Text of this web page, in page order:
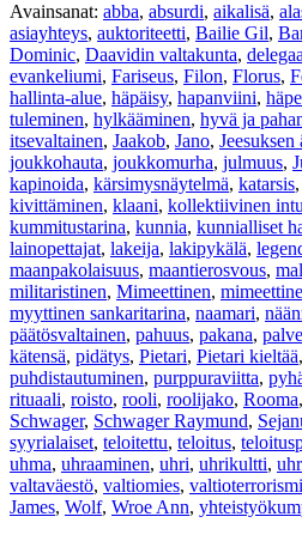
Avainsanat: abba, absurdi, aikalisä,
asiayhteys, auktoriteetti, Bailie Gil,
Dominic, Daavidin valtakunta,
evankeliumi, Fariseus, Filon, Florus,
hallinta-alue, häpäisy, hapanviini,
tuleminen, hylkääminen, hyvä ja
itsevaltainen, Jaakob, Jano, Jeesuksen
joukkohauta, joukkomurha, julmuus,
kapinoida, kärsimysnäytelmä, katarsis,
kivittäminen, klaani, kollektiivinen
kummitustarina, kunnia, kunnialliset
lainopettajat, lakeija, lakipykälä,
maanpakolaisuus, maantierosvous,
militaristinen, Mimeettinen,
myyttinen sankaritarina, naamari,
päätösvaltainen, pahuus, pakana,
kätensä, pidätys, Pietari, Pietari kieltää,
puhdistautuminen, purppuraviitta,
rituaali, roisto, rooli, roolijako, Rooma,
Schwager, Schwager Raymund,
syyrialaiset, teloitettu, teloitus,
uhma, uhraaminen, uhri, uhrikultti,
valtaväestö, valtiomies, valtioterrorismi
James, Wolf, Wroe Ann,